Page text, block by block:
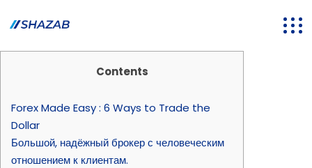
Contents
Forex Made Easy : 6 Ways to Trade the
Dollar
Большой, надёжный брокер с человеческим
отношением к клиентам.